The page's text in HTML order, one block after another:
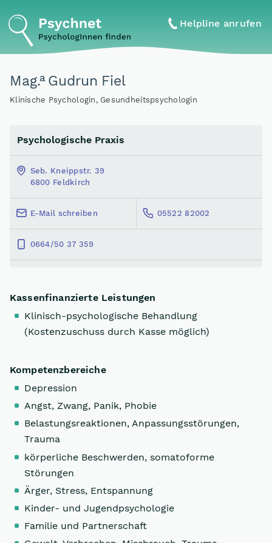
Helpline anrufen
Mag.aGudrun Fiel
Klinische Psychologin, Gesundheitspsychologin
Psychologische Praxis
Seb. Kneippstr. 39
6800 Feldkirch
E-Mail schreiben 05522 82002
0664/50 37 359
Kassenfinanzierte Leistungen
Klinisch-psychologische Behandlung
(Kostenzuschuss durch Kasse möglich)
Kompetenzbereiche
Depression
Angst, Zwang, Panik, Phobie
Belastungsreaktionen, Anpassungsstörungen,
Trauma
körperliche Beschwerden, somatoforme
Störungen
Ärger, Stress, Entspannung
Kinder- und Jugendpsychologie
Familie und Partnerschaft